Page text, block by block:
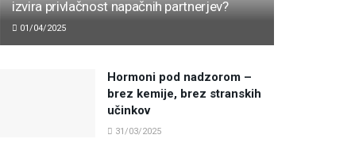
izvira privlačnost napačnih partnerjev?
01/04/2025
Hormoni pod nadzorom –
brez kemije, brez stranskih
učinkov
31/03/2025